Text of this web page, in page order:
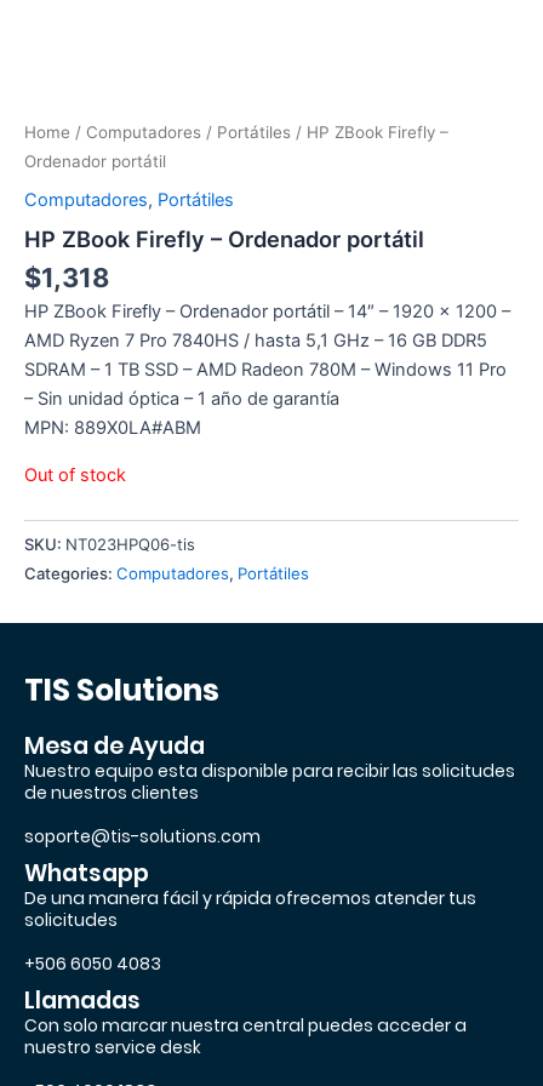
Home / Computadores / Portátiles / HP ZBook Firefly –
Ordenador portátil
Computadores, Portátiles
HP ZBook Firefly – Ordenador portátil
$1,318
HP ZBook Firefly – Ordenador portátil – 14″ – 1920 x 1200 –
AMD Ryzen 7 Pro 7840HS / hasta 5,1 GHz – 16 GB DDR5
SDRAM – 1 TB SSD – AMD Radeon 780M – Windows 11 Pro
– Sin unidad óptica – 1 año de garantía
MPN: 889X0LA#ABM
Out of stock
SKU: NT023HPQ06-tis
Categories: Computadores, Portátiles
TIS Solutions
Mesa de Ayuda
Nuestro equipo esta disponible para recibir las solicitudes
de nuestros clientes
soporte@tis-solutions.com
Whatsapp
De una manera fácil y rápida ofrecemos atender tus
solicitudes
+506 6050 4083
Llamadas
Con solo marcar nuestra central puedes acceder a
nuestro service desk